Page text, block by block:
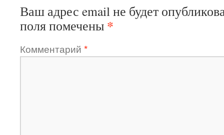
Ваш адрес email не будет
поля помечены *
Комментарий *